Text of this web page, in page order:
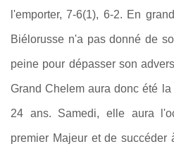
l'emporter, 7-6(1), 6-2. En
Biélorusse n'a pas donné de
peine pour dépasser son
Grand Chelem aura donc été
24 ans. Samedi, elle aura
premier Majeur et de succéder